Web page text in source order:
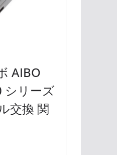
AIBO
シリーズ
交換 関